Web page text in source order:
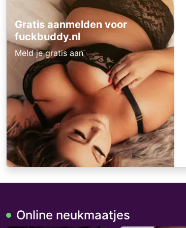
Gratis aanmelden voor
fuckbuddy.nl
Meld je gratis aan
Online neukmaatjes